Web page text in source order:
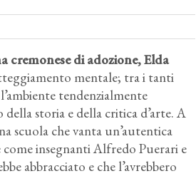
cremonese di adozione, Elda
mentale; tra i tanti
tendenzialmente
storia e della critica d’arte. A
scuola che vanta un’autentica
insegnanti Alfredo Puerari e
abbracciato e che l’avrebbero